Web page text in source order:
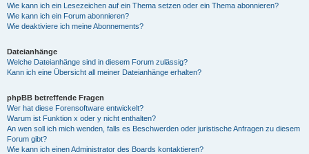
Wie kann ich ein Lesezeichen auf ein Thema setzen oder ein Thema abonnieren?
Wie kann ich ein Forum abonnieren?
Wie deaktiviere ich meine Abonnements?
Dateianhänge
Welche Dateianhänge sind in diesem Forum zulässig?
Kann ich eine Übersicht all meiner Dateianhänge erhalten?
phpBB betreffende Fragen
Wer hat diese Forensoftware entwickelt?
Warum ist Funktion x oder y nicht enthalten?
An wen soll ich mich wenden, falls es Beschwerden oder juristische Anfragen zu diesem
Forum gibt?
Wie kann ich einen Administrator des Boards kontaktieren?